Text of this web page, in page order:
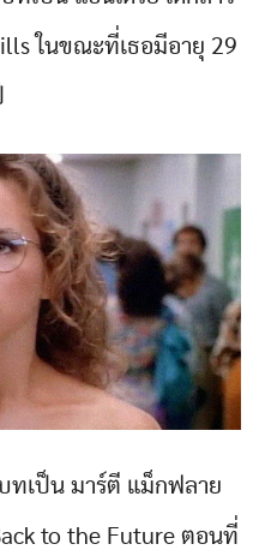
ในขณะที่เธอมีอายุ 29
ทเป็น มาร์ตี แม็กฟลาย
to the Future ตอนที่